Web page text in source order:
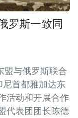
罗斯一致同
盟与俄罗斯联合
尼首都雅加达东
活动和开展合作
代表团团长陈德